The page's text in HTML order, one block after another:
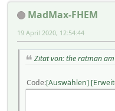
MadMax-FHEM
19 April 2020, 12:54:44
Zitat von: the ratman
Code Auswählen